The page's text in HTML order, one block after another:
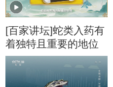
[百家讲坛]蛇类入药有
着独特且重要的地位